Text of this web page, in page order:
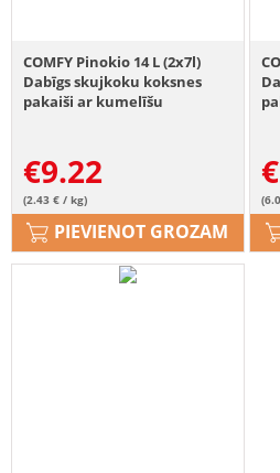
COMFY Pinokio 14 L (2x7l)
Dabīgs skujkoku koksnes
pakaiši ar kumelīšu
€9.22
(2.43 € / kg)
PIEVIENOT GROZAM
€